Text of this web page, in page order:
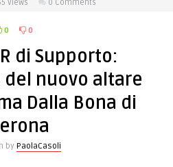
Views 0 Comments
0 0
di Supporto:
nuovo altare
Dalla Bona di
by PaolaCasoli